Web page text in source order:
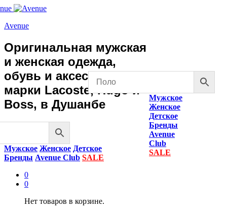
Avenue
Оригинальная мужская
и женская одежда,
обувь и аксессуары
марки Lacoste, Hugo и
Boss, в Душанбе
Мужское Женское Детское
Бренды Avenue Club SALE
0
0
Нет товаров в корзине.
Мужское
Женское
Детское
Бренды
Avenue
Club
SALE